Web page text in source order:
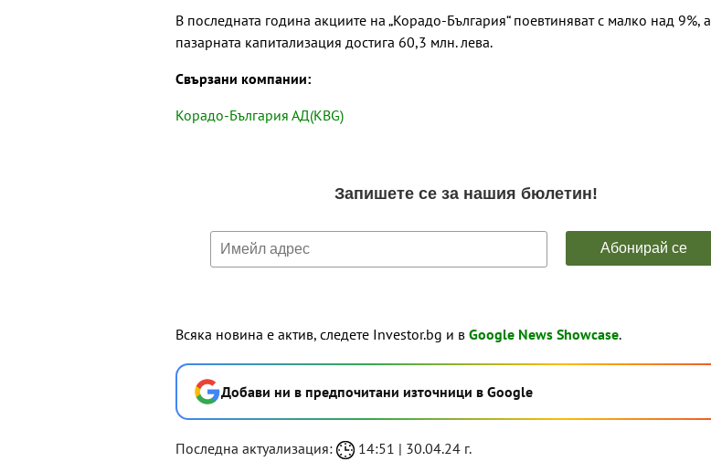
В последната година акциите на „Корадо-България“ поевтиняват с малко над 9%, а
пазарната капитализация достига 60,3 млн. лева.
Свързани компании:
Корадо-България АД(KBG)
Всяка новина е актив, следете Investor.bg и в Google News Showcase.
Добави ни в предпочитани източници в Google
Последна актуализация: 14:51 | 30.04.24 г.